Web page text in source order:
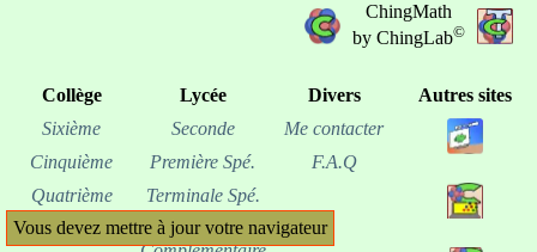
ChingMath
by ChingLab©
Collège
Sixième
Cinquième
Quatrième
Troisième
Lycée
Seconde
Première Spé.
Terminale Spé.
Term. opt.
Divers
Me contacter
F.A.Q
Autres sites
Vous devez mettre à jour votre navigateur